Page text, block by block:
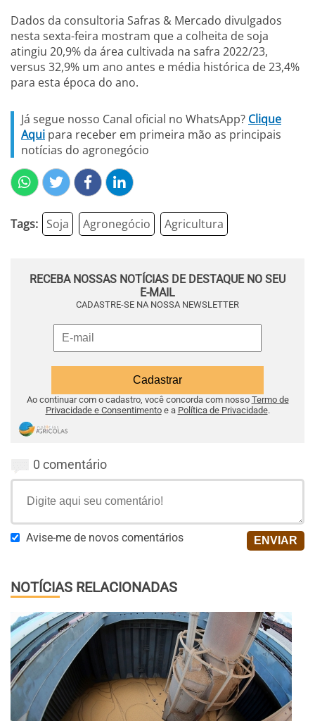
Dados da consultoria Safras & Mercado divulgados
nesta sexta-feira mostram que a colheita de soja
atingiu 20,9% da área cultivada na safra 2022/23,
versus 32,9% um ano antes e média histórica de 23,4%
para esta época do ano.
Já segue nosso Canal oficial no WhatsApp? Clique
Aqui para receber em primeira mão as principais
notícias do agronegócio
Tags: Soja Agronegócio Agricultura
RECEBA NOSSAS NOTÍCIAS DE DESTAQUE NO SEU
E-MAIL
CADASTRE-SE NA NOSSA NEWSLETTER
Ao continuar com o cadastro, você concorda com nosso Termo de
Privacidade e Consentimentoe a Política de Privacidade.
0 comentário
Avise-me de novos comentários
NOTÍCIAS RELACIONADAS